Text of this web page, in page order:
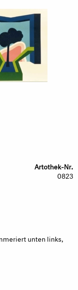
Artothek-Nr.
0823
unten links,